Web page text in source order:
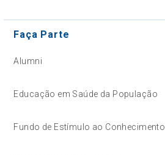
Faça Parte
Alumni
Educação em Saúde da População
Fundo de Estímulo ao Conhecimento